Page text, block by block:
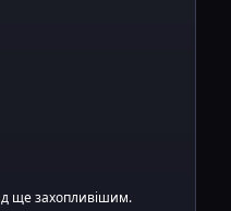
ще захопливішим.